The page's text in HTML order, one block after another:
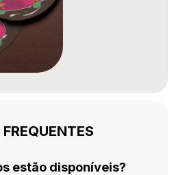
estão disponíveis?